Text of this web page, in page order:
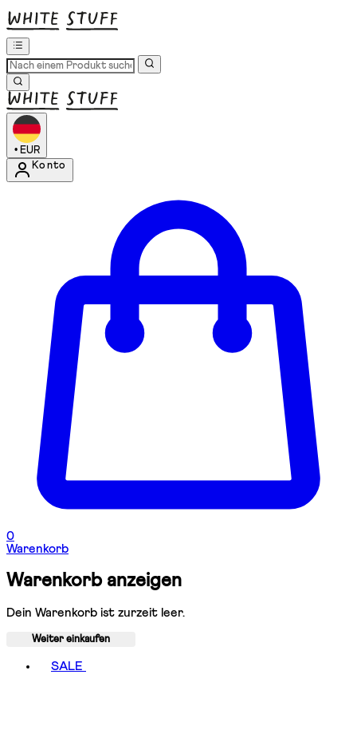
• EUR
Konto
0
Warenkorb
Warenkorb anzeigen
Dein Warenkorb ist zurzeit leer.
Weiter einkaufen
SALE